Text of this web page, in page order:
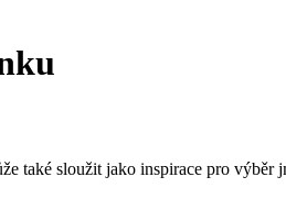
také sloužit jako inspirace pro výběr